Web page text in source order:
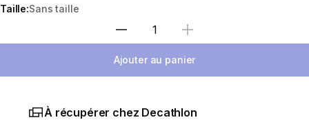
Taille:Sans taille
Sélectionnez la quantité
Ajouter au panier
À récupérer chez Decathlon